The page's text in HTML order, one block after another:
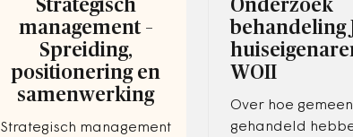
Strategisch
management –
Spreiding,
positionering en
samenwerking
Strategisch management
Onderzoek
behandeling
WOII
Over hoe
gehandeld